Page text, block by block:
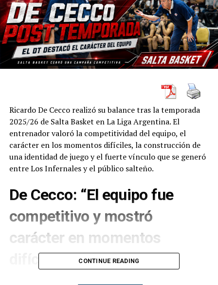
Ricardo De Cecco realizó su balance tras la temporada
2025/26 de Salta Basket en La Liga Argentina. El
entrenador valoró la competitividad del equipo, el
carácter en los momentos difíciles, la construcción de
una identidad de juego y el fuerte vínculo que se generó
entre Los Infernales y el público salteño.
De Cecco: “El equipo fue
competitivo y mostró
carácter en momentos
difíciles”
CONTINUE READING